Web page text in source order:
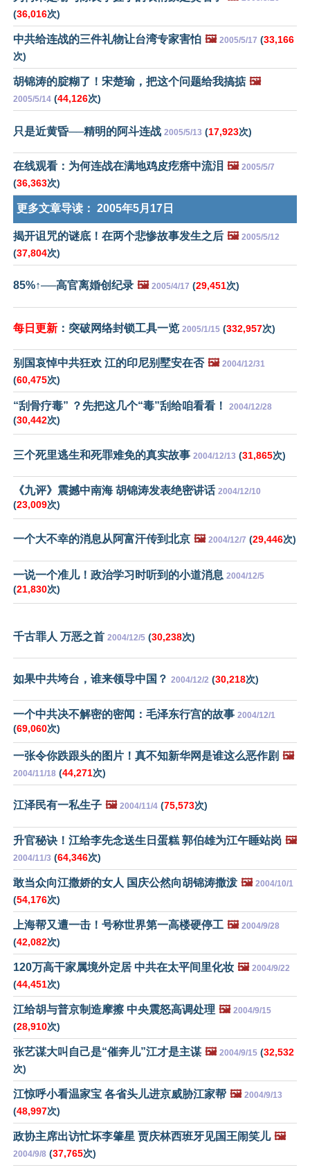
(36,016次)
中共给连战的三件礼物让台湾专家害怕 🖼️ 2005/5/17 (33,166
次)
胡锦涛的腚糊了！宋楚瑜，把这个问题给我搞掂 🖼️
2005/5/14 (44,126次)
只是近黄昏──精明的阿斗连战 2005/5/13 (17,923次)
在线观看：为何连战在满地鸡皮疙瘩中流泪 🖼️ 2005/5/7
(36,363次)
更多文章导读： 2005年5月17日
揭开诅咒的谜底！在两个悲惨故事发生之后 🖼️ 2005/5/12
(37,804次)
85%↑──高官离婚创纪录 🖼️ 2005/4/17 (29,451次)
每日更新 ：突破网络封锁工具一览 2005/1/15 (332,957次)
别国哀悼中共狂欢 江的印尼别墅安在否 🖼️ 2004/12/31
(60,475次)
“刮骨疗毒” ？先把这几个“毒”刮给咱看看！ 2004/12/28
(30,442次)
三个死里逃生和死罪难免的真实故事 2004/12/13 (31,865次)
《九评》震撼中南海 胡锦涛发表绝密讲话 2004/12/10
(23,009次)
一个大不幸的消息从阿富汗传到北京 🖼️ 2004/12/7 (29,446次)
一说一个准儿！政治学习时听到的小道消息 2004/12/5
(21,830次)
千古罪人 万恶之首 2004/12/5 (30,238次)
如果中共垮台，谁来领导中国？ 2004/12/2 (30,218次)
一个中共决不解密的密闻：毛泽东行宫的故事 2004/12/1
(69,060次)
一张令你跌跟头的图片！真不知新华网是谁这么恶作剧 🖼️
2004/11/18 (44,271次)
江泽民有一私生子 🖼️ 2004/11/4 (75,573次)
升官秘诀！江给李先念送生日蛋糕 郭伯雄为江午睡站岗 🖼️
2004/11/3 (64,346次)
敢当众向江撒娇的女人 国庆公然向胡锦涛撒泼 🖼️ 2004/10/1
(54,176次)
上海帮又遭一击！号称世界第一高楼硬停工 🖼️ 2004/9/28
(42,082次)
120万高干家属境外定居 中共在太平间里化妆 🖼️ 2004/9/22
(44,451次)
江给胡与普京制造摩擦 中央震怒高调处理 🖼️ 2004/9/15
(28,910次)
张艺谋大叫自己是“催奔儿”江才是主谋 🖼️ 2004/9/15 (32,532
次)
江惊呼小看温家宝 各省头儿进京威胁江家帮 🖼️ 2004/9/13
(48,997次)
政协主席出访忙坏李肇星 贾庆林西班牙见国王闹笑儿 🖼️
2004/9/8 (37,765次)